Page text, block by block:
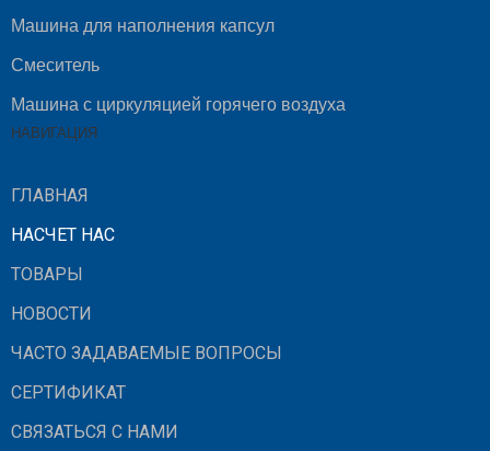
Машина для наполнения капсул
Смеситель
Машина с циркуляцией горячего воздуха
НАВИГАЦИЯ
ГЛАВНАЯ
НАСЧЕТ НАС
ТОВАРЫ
НОВОСТИ
ЧАСТО ЗАДАВАЕМЫЕ ВОПРОСЫ
СЕРТИФИКАТ
СВЯЗАТЬСЯ С НАМИ